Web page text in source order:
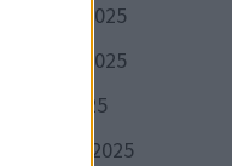
décembre 2025
novembre 2025
octobre 2025
septembre 2025